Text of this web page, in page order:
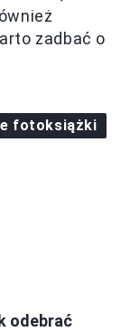
zadbać o
fotoksiążki
odebrać